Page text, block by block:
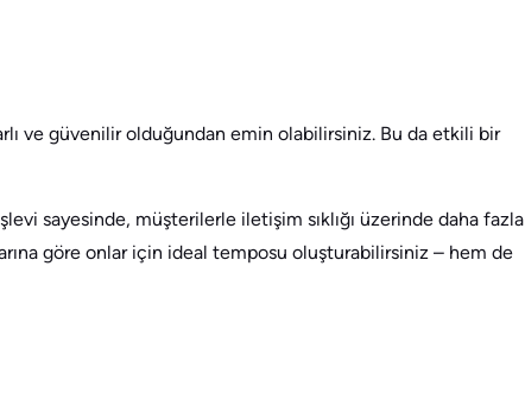
ve güvenilir olduğundan emin olabilirsiniz. Bu da etkili bir
sayesinde, müşterilerle iletişim sıklığı üzerinde daha fazla
göre onlar için ideal temposu oluşturabilirsiniz – hem de